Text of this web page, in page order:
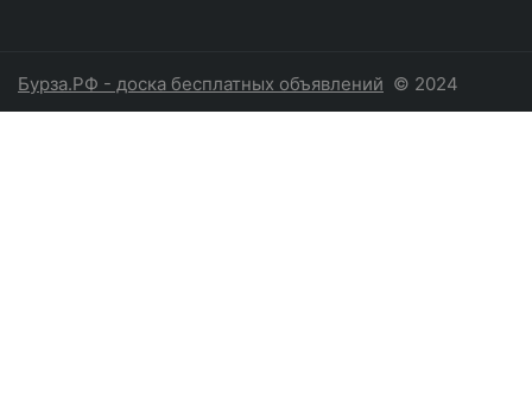
Бурза.РФ - доска бесплатных объявлений © 2024